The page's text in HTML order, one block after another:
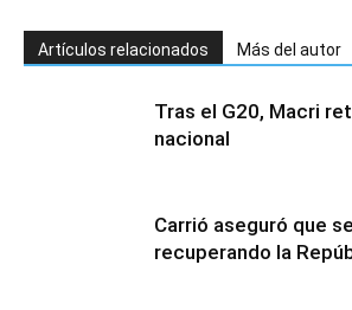
Artículos relacionados Más del autor
Tras el G20, Macri
nacional
Carrió aseguró que
recuperando la